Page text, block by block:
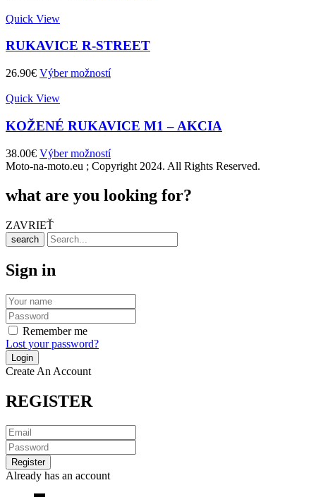
bola:
Quick View
RUKAVICE R-STREET
26.90€ Výber možností
Quick View
KOŽENÉ RUKAVICE M1 – AKCIA
38.00€ Výber možností
Moto-na-moto.eu ; Copyright 2024. All Rights Reserved.
what are you looking for?
ZAVRIEŤ
search
Sign in
Remember me
Lost your password?
Create An Account
REGISTER
Already has an account